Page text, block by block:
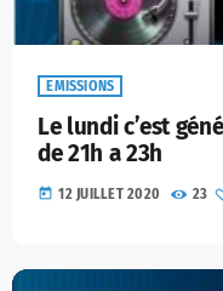
EMISSIONS
Le lundi c’est
de 21h a 23h
today 12 JUILLET 2020 23